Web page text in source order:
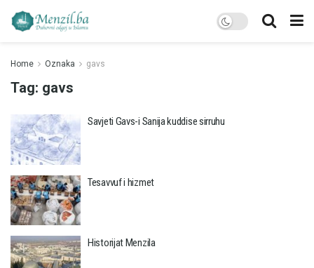
Home Oznaka gavs
Tag: gavs
Savjeti Gavs-i Sanija kuddise sirruhu
Tesavvuf i hizmet
Historijat Menzila